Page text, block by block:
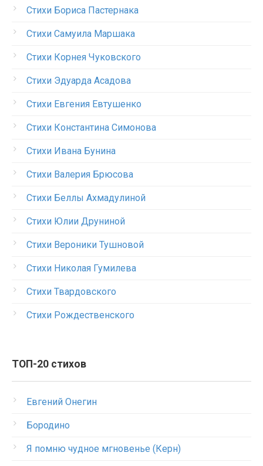
Стихи Бориса Пастернака
Стихи Самуила Маршака
Стихи Корнея Чуковского
Стихи Эдуарда Асадова
Стихи Евгения Евтушенко
Стихи Константина Симонова
Стихи Ивана Бунина
Стихи Валерия Брюсова
Стихи Беллы Ахмадулиной
Стихи Юлии Друниной
Стихи Вероники Тушновой
Стихи Николая Гумилева
Стихи Твардовского
Стихи Рождественского
ТОП-20 стихов
Евгений Онегин
Бородино
Я помню чудное мгновенье (Керн)